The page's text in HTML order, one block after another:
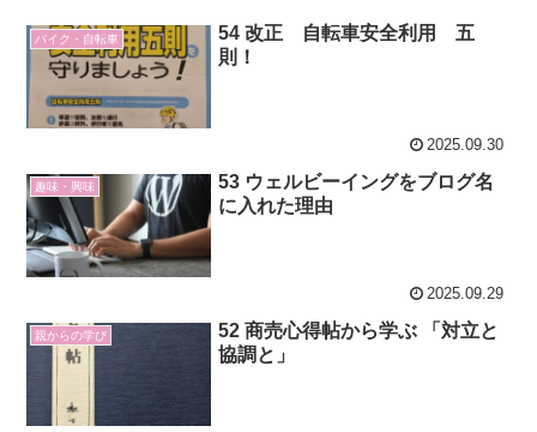
バイク・自転車
54 改正 自転車安全利用 五
則！
2025.09.30
趣味・興味
53 ウェルビーイングをブログ名
に入れた理由
2025.09.29
親からの学び
52 商売心得帖から学ぶ 「対立と
協調と」